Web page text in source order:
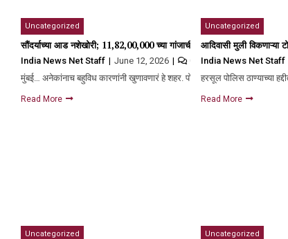
Uncategorized
सौंदर्याच्या आड नशेखोरी; ₹11,82,00,000 च्या गांजाची तस्करी एका नजरेत हेरली; 28
India News Net Staff June 12, 2026 0
मुंबई… अनेकांनाच बहुविध कारणांनी खुणावणारं हे शहर. पोट भरण्यापासून ते…
Read More
Uncategorized
आदिवासी मुली विकणाऱ्या
India News Net Staff
हरसूल पोलिस ठाण्याच्या
Read More
Uncategorized Uncategorized